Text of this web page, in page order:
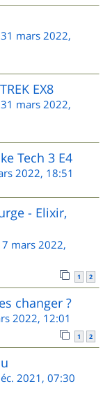
31 mars 2022,
EX8
31 mars 2022,
Tech 3 E4
2022, 18:51
- Elixir,
mars 2022,
1 2
changer ?
2022, 12:01
1 2
2021, 07:30